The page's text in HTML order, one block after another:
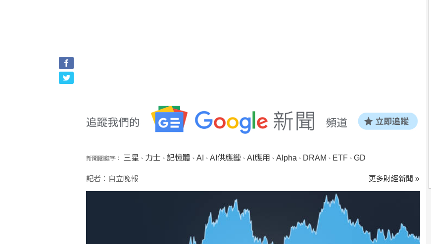
新聞關鍵字： 三星 、 力士 、 記憶體 、 AI 、 AI供應鏈 、 AI應用 、 Alpha、 DRAM 、 ETF 、 GD
記者：自立晚報 更多財經新聞 »